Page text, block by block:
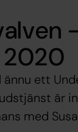
2020
ett
är
med